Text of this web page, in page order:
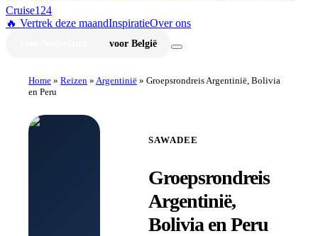
Cruise124
🔥 Vertrek deze maandInspiratieOver ons
voor België
Home » Reizen » Argentinië » Groepsrondreis Argentinië, Bolivia
en Peru
SAWADEE
Groepsrondreis
Argentinië,
Bolivia en Peru